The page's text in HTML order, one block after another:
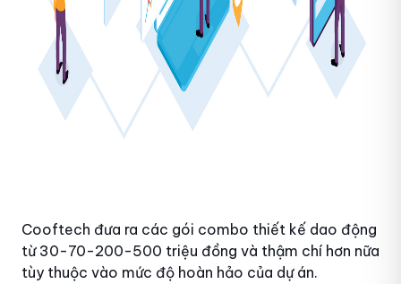
Cooftech đưa ra các gói combo thiết kế dao động
từ 30-70-200-500 triệu đồng và thậm chí hơn nữa
tùy thuộc vào mức độ hoàn hảo của dự án.